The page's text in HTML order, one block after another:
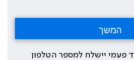
פעמי יישלח למספר הטלפון